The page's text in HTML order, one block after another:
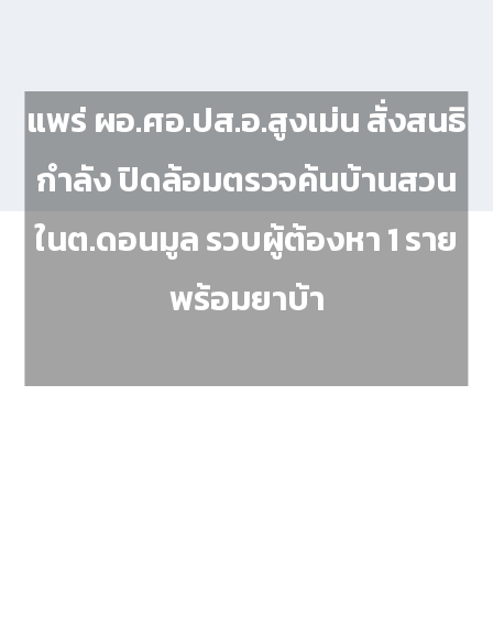
แพร่ ผอ.ศอ.ปส.อ.สูงเม่น สั่งสนธิ
กำลัง ปิดล้อมตรวจค้นบ้านสวน
ในต.ดอนมูล รวบผู้ต้องหา 1 ราย
พร้อมยาบ้า